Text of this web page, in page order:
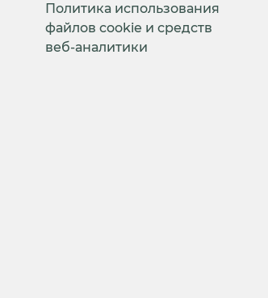
Политика использования
файлов cookie и средств
веб-аналитики